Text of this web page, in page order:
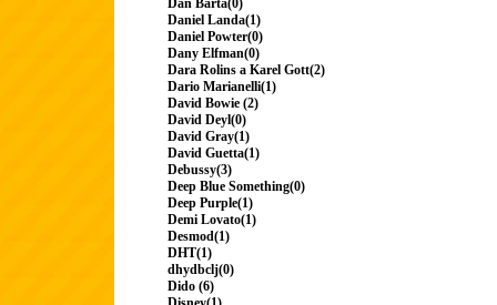
Dan Bárta(0)
Daniel Landa(1)
Daniel Powter(0)
Dany Elfman(0)
Dara Rolins a Karel Gott(2)
Dario Marianelli(1)
David Bowie (2)
David Deyl(0)
David Gray(1)
David Guetta(1)
Debussy(3)
Deep Blue Something(0)
Deep Purple(1)
Demi Lovato(1)
Desmod(1)
DHT(1)
dhydbclj(0)
Dido (6)